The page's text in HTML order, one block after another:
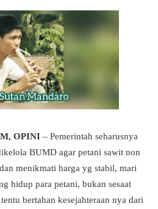
OPINI – Pemerintah seharusnya
BUMD agar petani sawit non
menikmati harga yg stabil, mari
hidup para petani, bukan sesaat
bertahan kesejahteraan nya dari